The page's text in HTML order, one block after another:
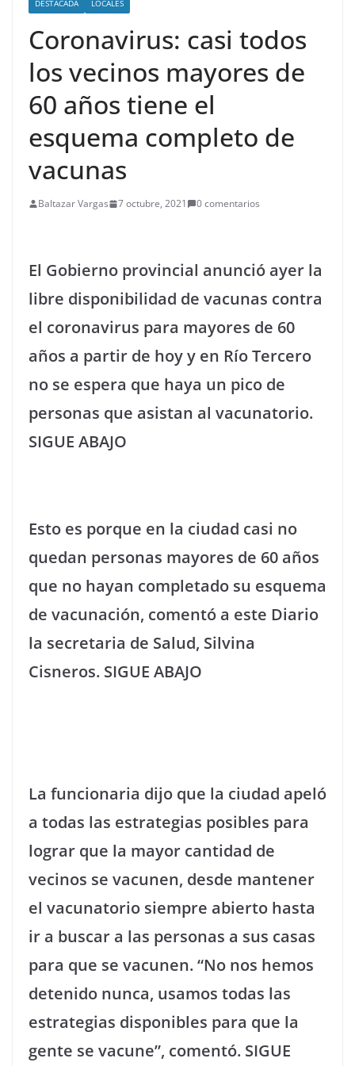
DESTACADA LOCALES
Coronavirus: casi todos
los vecinos mayores de
60 años tiene el
esquema completo de
vacunas
Baltazar Vargas 7 octubre, 2021 0 comentarios
El Gobierno provincial anunció ayer la
libre disponibilidad de vacunas contra
el coronavirus para mayores de 60
años a partir de hoy y en Río Tercero
no se espera que haya un pico de
personas que asistan al vacunatorio.
SIGUE ABAJO
Esto es porque en la ciudad casi no
quedan personas mayores de 60 años
que no hayan completado su esquema
de vacunación, comentó a este Diario
la secretaria de Salud, Silvina
Cisneros. SIGUE ABAJO
La funcionaria dijo que la ciudad apeló
a todas las estrategias posibles para
lograr que la mayor cantidad de
vecinos se vacunen, desde mantener
el vacunatorio siempre abierto hasta
ir a buscar a las personas a sus casas
para que se vacunen. “No nos hemos
detenido nunca, usamos todas las
estrategias disponibles para que la
gente se vacune”, comentó. SIGUE